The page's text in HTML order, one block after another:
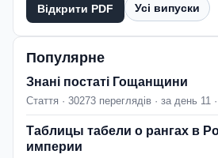
Відкрити PDF Усі випуски
Популярне
Знані постаті Гощанщини
Стаття · 30273 переглядів · за день 11
Таблицы табели о рангах в
империи